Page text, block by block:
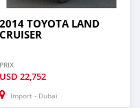
2014 TOYOTA LAND
CRUISER
PRIX
USD 22,752
Import - Dubai